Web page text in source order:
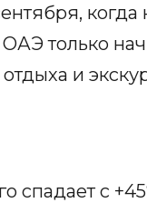
ОАЭ только
и
спадает с